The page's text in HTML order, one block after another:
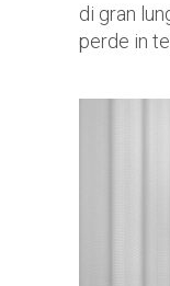
di gran
perde in